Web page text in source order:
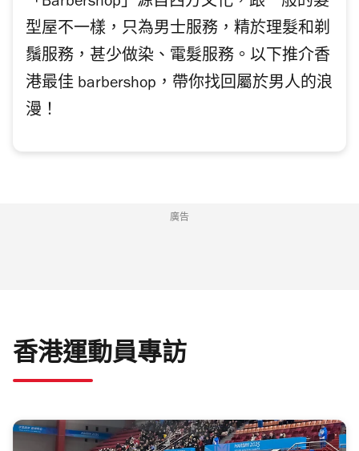
「Barbershop」源自西方文化，跟一般的髮
型屋不一樣，只為男士服務，精於理髮和剃
鬚服務，甚少做染、電髮服務。以下推介香
港最佳 barbershop，帶你找回屬於男人的浪
漫！
廣告
香港運動員專訪